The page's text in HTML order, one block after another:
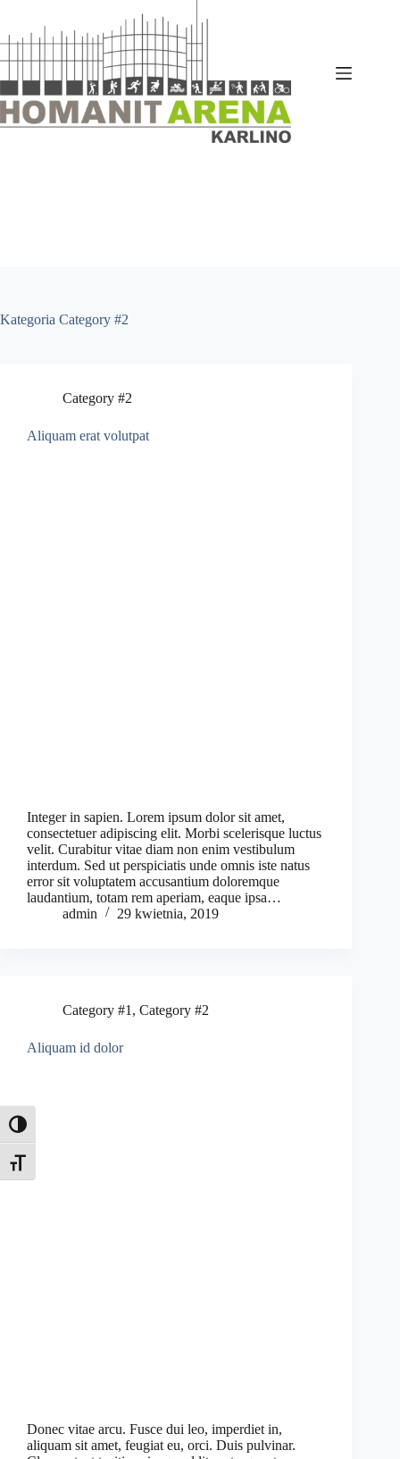
Toggle High Contrast
Toggle Font size
treści
Kategoria Category #2
Category #2
Aliquam erat volutpat
Integer in sapien. Lorem ipsum dolor sit amet,
consectetuer adipiscing elit. Morbi scelerisque luctus
velit. Curabitur vitae diam non enim vestibulum
interdum. Sed ut perspiciatis unde omnis iste natus
error sit voluptatem accusantium doloremque
laudantium, totam rem aperiam, eaque ipsa…
admin
29 kwietnia, 2019
Category #1 , Category #2
Aliquam id dolor
Donec vitae arcu. Fusce dui leo, imperdiet in,
aliquam sit amet, feugiat eu, orci. Duis pulvinar.